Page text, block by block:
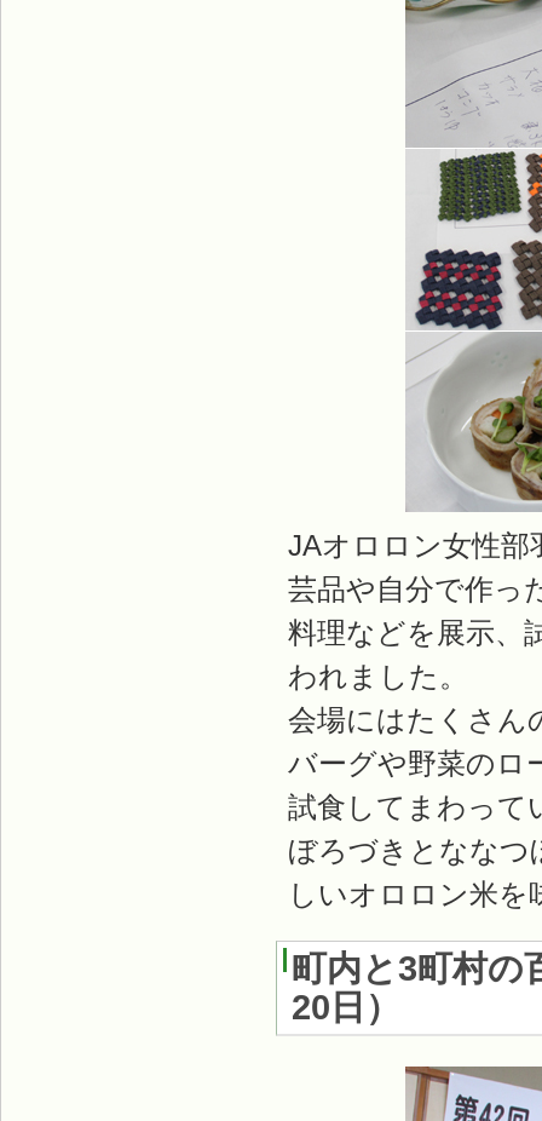
JAオロロン女性部
芸品や自分で作っ
料理などを展示、
われました。
会場にはたくさん
バーグや野菜のロ
試食してまわって
ぼろづきとななつ
しいオロロン米
町内と3町村の
20日 ）